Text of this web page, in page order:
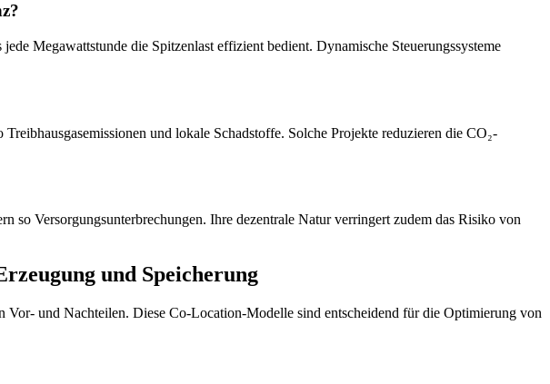
Megawattstunde die Spitzenlast effizient bedient. Dynamische Steuerungssysteme
und lokale Schadstoffe. Solche Projekte reduzieren die CO₂-
so Versorgungsunterbrechungen. Ihre dezentrale Natur verringert zudem das Risiko von
und Speicherung
Vor- und Nachteilen. Diese Co-Location-Modelle sind entscheidend für die Optimierung von